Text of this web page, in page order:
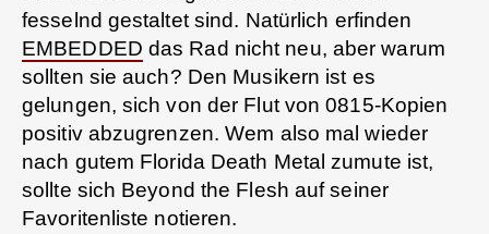
fesselnd gestaltet sind. Natürlich erfinden
EMBEDDED das Rad nicht neu, aber warum
sollten sie auch? Den Musikern ist es
gelungen, sich von der Flut von 0815-Kopien
positiv abzugrenzen. Wem also mal wieder
nach gutem Florida Death Metal zumute ist,
sollte sich Beyond the Flesh auf seiner
Favoritenliste notieren.